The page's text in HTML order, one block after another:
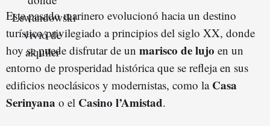
Este pasado marinero evolucionó hacia un destino
turístico privilegiado a principios del siglo XX, donde
hoy se puede disfrutar de un marisco de lujo en un
entorno de prosperidad histórica que se refleja en sus
edificios neoclásicos y modernistas, como la Casa
Serinyana o el Casino l’Amistad.